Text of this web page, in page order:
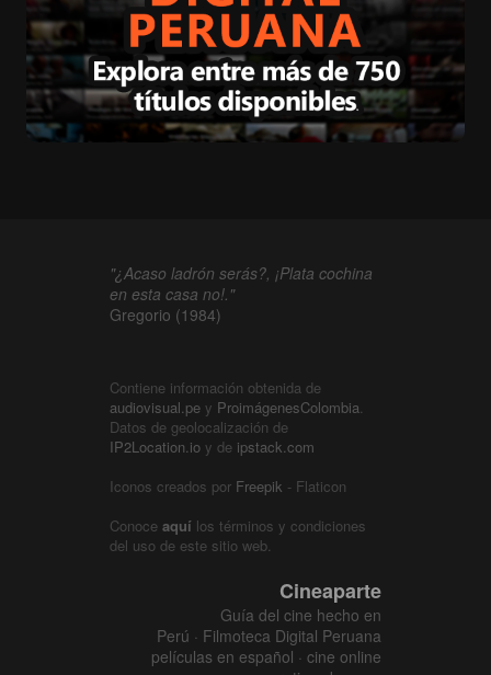
"¿Acaso ladrón serás?, ¡Plata cochina
en esta casa no!."
Gregorio (1984)
Contiene información obtenida de
audiovisual.pe y ProimágenesColombia.
Datos de geolocalización de
IP2Location.io y de ipstack.com
Iconos creados por Freepik - Flaticon
Conoce aquí los términos y condiciones
del uso de este sitio web.
Cineaparte
Guía del cine hecho en
Perú · Filmoteca Digital Peruana
películas en español · cine online